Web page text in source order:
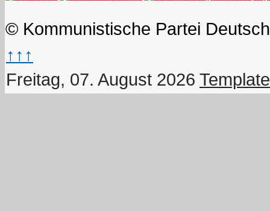
© Kommunistische Partei
↑↑↑
Freitag, 07. August 2026